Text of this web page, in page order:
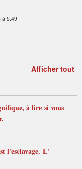
à 5:49
Afficher tout
à lire si vous
l'esclavage. L'